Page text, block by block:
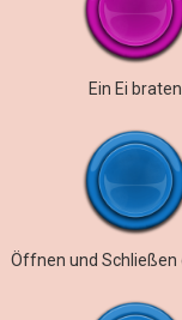
Ein Ei braten